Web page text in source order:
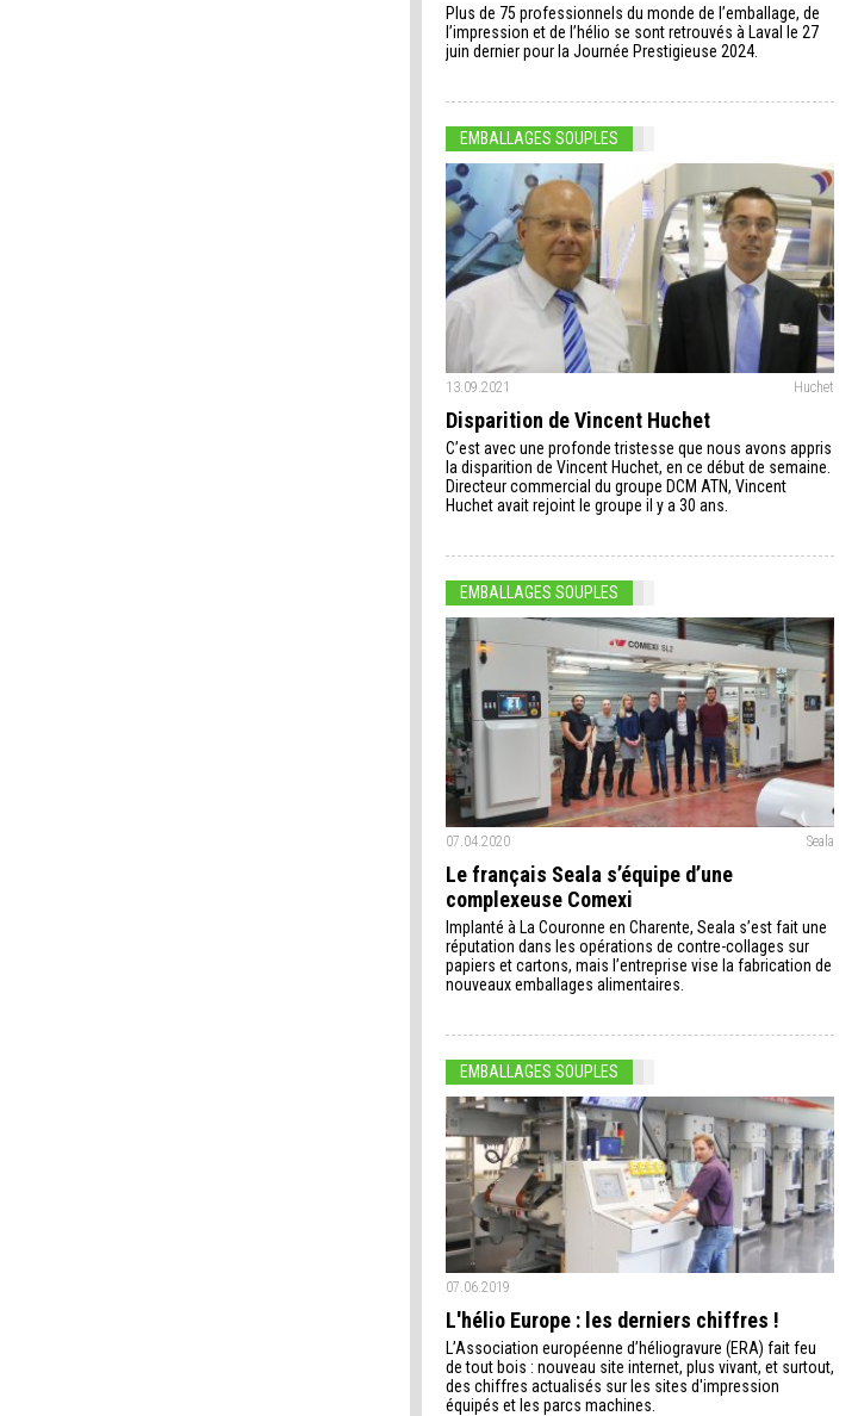
Plus de 75 professionnels du monde de l’emballage, de
l’impression et de l’hélio se sont retrouvés à Laval le 27
juin dernier pour la Journée Prestigieuse 2024.
EMBALLAGES SOUPLES
13.09.2021 Huchet
Disparition de Vincent Huchet
C’est avec une profonde tristesse que nous avons appris
la disparition de Vincent Huchet, en ce début de semaine.
Directeur commercial du groupe DCM ATN, Vincent
Huchet avait rejoint le groupe il y a 30 ans.
EMBALLAGES SOUPLES
07.04.2020 Seala
Le français Seala s’équipe d’une
complexeuse Comexi
Implanté à La Couronne en Charente, Seala s’est fait une
réputation dans les opérations de contre-collages sur
papiers et cartons, mais l’entreprise vise la fabrication de
nouveaux emballages alimentaires.
EMBALLAGES SOUPLES
07.06.2019
L'hélio Europe : les derniers chiffres !
L’Association européenne d’héliogravure (ERA) fait feu
de tout bois : nouveau site internet, plus vivant, et surtout,
des chiffres actualisés sur les sites d'impression
équipés et les parcs machines.